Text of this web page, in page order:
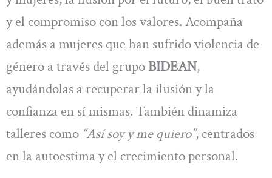
y el compromiso con los valores. Acompaña
además a mujeres que han sufrido violencia de
género a través del grupo BIDEAN,
ayudándolas a recuperar la ilusión y la
confianza en sí mismas. También dinamiza
talleres como “Así soy y me quiero”, centrados
en la autoestima y el crecimiento personal.